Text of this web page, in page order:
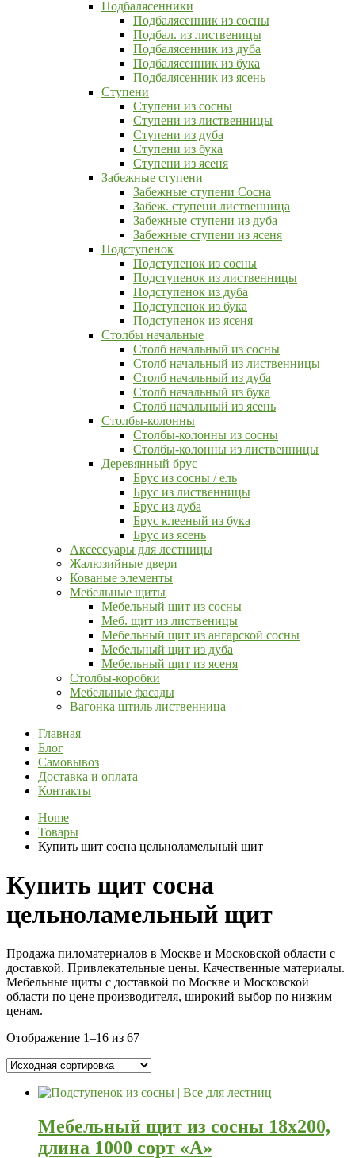
Подбалясенники
Подбалясенник из сосны
Подбал. из лиственицы
Подбалясенник из дуба
Подбалясенник из бука
Подбалясенник из ясень
Ступени
Ступени из сосны
Ступени из лиственницы
Ступени из дуба
Ступени из бука
Ступени из ясеня
Забежные ступени
Забежные ступени Сосна
Забеж. ступени лиственница
Забежные ступени из дуба
Забежные ступени из ясеня
Подступенок
Подступенок из сосны
Подступенок из лиственницы
Подступенок из дуба
Подступенок из бука
Подступенок из ясеня
Столбы начальные
Столб начальный из сосны
Столб начальный из лиственницы
Столб начальный из дуба
Столб начальный из бука
Столб начальный из ясень
Столбы-колонны
Столбы-колонны из сосны
Столбы-колонны из лиственницы
Деревянный брус
Брус из сосны / ель
Брус из лиственницы
Брус из дуба
Брус клееный из бука
Брус из ясень
Аксессуары для лестницы
Жалюзийные двери
Кованые элементы
Мебельные щиты
Мебельный щит из сосны
Меб. щит из лиственицы
Мебельный щит из ангарской сосны
Мебельный щит из дуба
Мебельный щит из ясеня
Столбы-коробки
Мебельные фасады
Вагонка штиль лиственница
Главная
Блог
Самовывоз
Доставка и оплата
Контакты
Home
Товары
Купить щит сосна цельноламельный щит
Купить щит сосна
цельноламельный щит
Продажа пиломатериалов в Москве и Московской области с
доставкой. Привлекательные цены. Качественные материалы.
Мебельные щиты с доставкой по Москве и Московской
области по цене производителя, широкий выбор по низким
ценам.
Отображение 1–16 из 67
Мебельный щит из сосны 18х200,
длина 1000 сорт «А»